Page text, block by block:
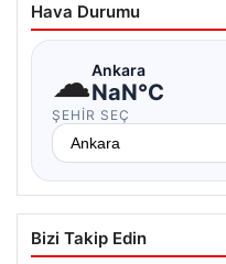
Hava Durumu
☁Ankara
NaN°C
ŞEHIR SEÇ
Bizi Takip Edin